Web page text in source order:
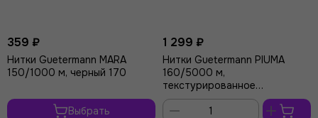
359 ₽
Нитки Guetermann MARA
150/1000 м, черный 170
Выбрать
1 299 ₽
Нитки Guetermann PIUMA
160/5000 м,
текстурированное
микроволокно, черный 170